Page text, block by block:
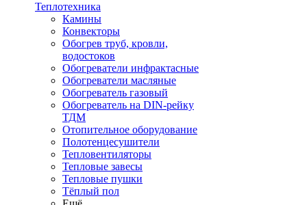
Теплотехника
Камины
Конвекторы
Обогрев труб, кровли,
водостоков
Обогреватели инфрактасные
Обогреватели масляные
Обогреватель газовый
Обогреватель на DIN-рейку
ТДМ
Отопительное оборудование
Полотенцесушители
Тепловентиляторы
Тепловые завесы
Тепловые пушки
Тёплый пол